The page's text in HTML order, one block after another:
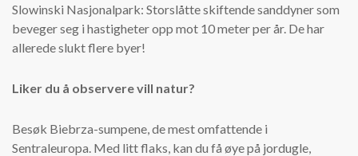
Slowinski Nasjonalpark: Storslåtte skiftende sanddyner som
beveger seg i hastigheter opp mot 10 meter per år. De har
allerede slukt flere byer!
Liker du å observere vill natur?
Besøk Biebrza-sumpene, de mest omfattende i
Sentraleuropa. Med litt flaks, kan du få øye på jordugle,